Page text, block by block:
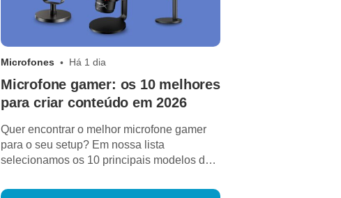
Microfones Há 1 dia
Microfone gamer: os 10 melhores
para criar conteúdo em 2026
Quer encontrar o melhor microfone gamer
para o seu setup? Em nossa lista
selecionamos os 10 principais modelos de